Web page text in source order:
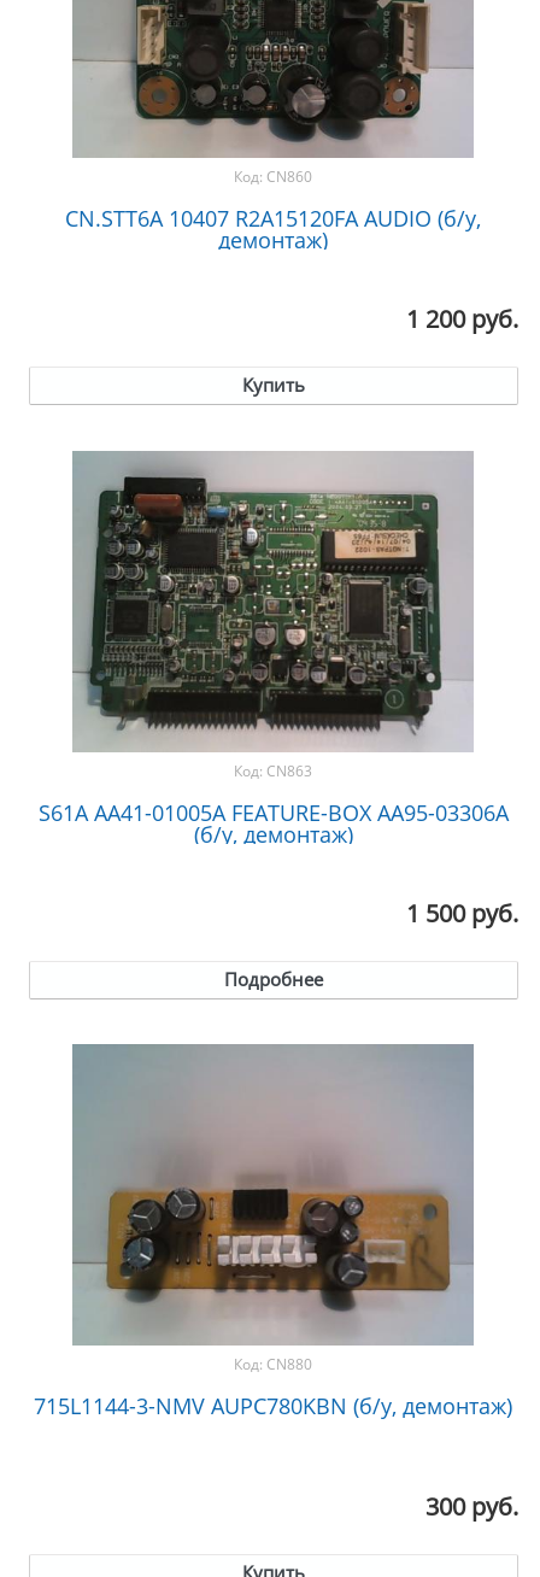
Код: CN860
CN.STT6A 10407 R2A15120FA AUDIO (б/у,
демонтаж)
1 200 руб.
Купить
Код: CN863
S61A AA41-01005A FEATURE-BOX AA95-03306A
(б/у, демонтаж)
1 500 руб.
Подробнее
Код: CN880
715L1144-3-NMV AUPC780KBN (б/у, демонтаж)
300 руб.